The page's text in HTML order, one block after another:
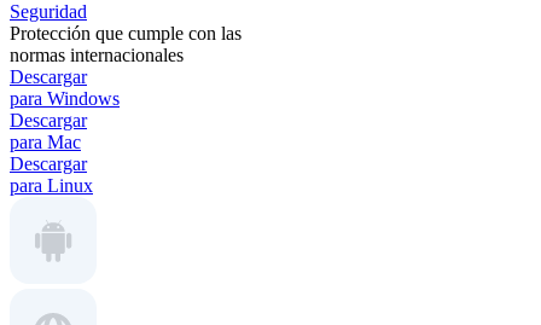
Seguridad
Protección que cumple con las
normas internacionales
Descargar
para Windows
Descargar
para Mac
Descargar
para Linux